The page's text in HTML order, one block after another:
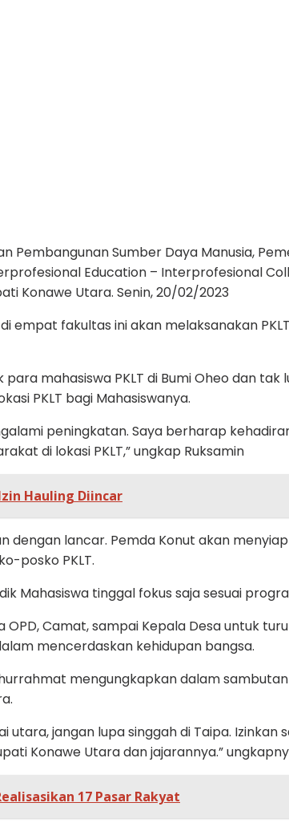
Pembangunan Sumber Daya Manusia,
Education – Interprofesional
Konawe Utara. Senin, 20/02/2023
fakultas ini akan melaksanakan
mahasiswa PKLT di Bumi Oheo dan
PKLT bagi Mahasiswanya.
peningkatan. Saya berharap
di lokasi PKLT,” ungkap Ruksamin
Hauling Diincar
dengan lancar. Pemda Konut akan
posko PKLT.
tinggal fokus saja sesuai
Camat, sampai Kepala Desa untuk
mencerdaskan kehidupan bangsa.
mengungkapkan dalam
jangan lupa singgah di Taipa.
Konawe Utara dan jajarannya.”
17 Pasar Rakyat